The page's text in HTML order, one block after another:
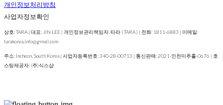
개인정보처리방침
사업자정보확인
상호: TARA | 대표: JIN LEE | 개인정보관리책임자: 타라 ( TARA ) | 전화: 1811-6883 | 이메일:
tarakorea.info@gmail.com
주소: Incheon, South Korea | 사업자등록번호:340-28-00713 | 통신판매:2021-인천미추홀-0676 | 호
스팅제공자: (주)식스샵